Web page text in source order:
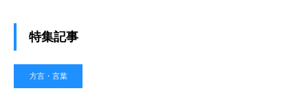
特集記事
方言・言葉